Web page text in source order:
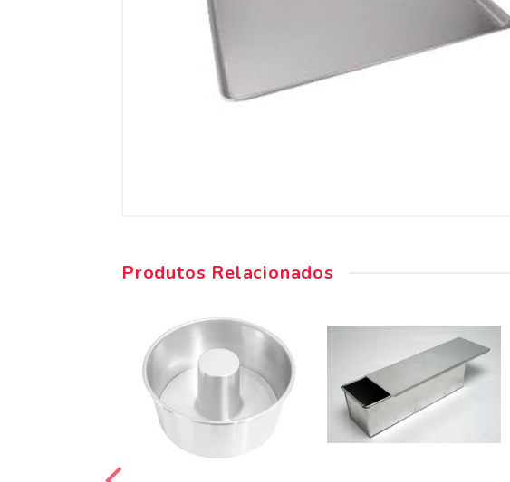
Produtos Relacionados